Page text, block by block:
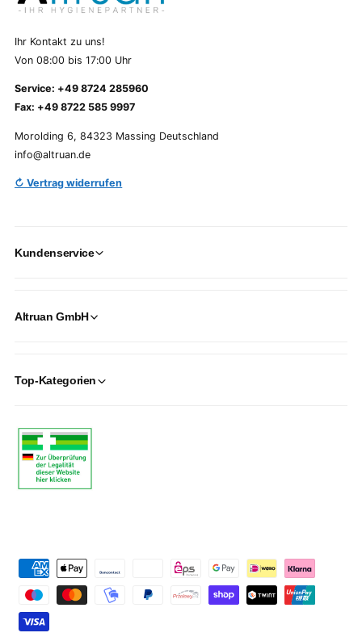
Ihr Kontakt zu uns!
Von 08:00 bis 17:00 Uhr
Service: +49 8724 285960
Fax: +49 8722 585 9997
Morolding 6, 84323 Massing Deutschland
info@altruan.de
↻ Vertrag widerrufen
Kundenservice
Altruan GmbH
Top-Kategorien
m